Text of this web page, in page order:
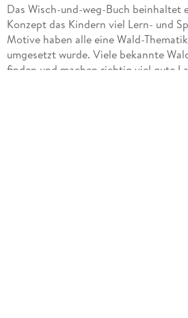
Das Wisch-und-weg-Buch beinhaltet
Konzept das Kindern viel Lern- und
Motive haben alle eine Wald-
umgesetzt wurde. Viele bekannte
finden und machen richtig viel gute